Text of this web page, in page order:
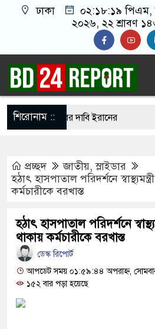
ঢাকা ০২:১৮:২০ পিএম
২০২৬, ২২ শ্রাবণ
শিরোনাম ::
গ্রেপ্তারের দাবি ইরানের
সম্মেলন ডেকেছে এনসিপি
ছেড়ে নতুন ঠিকানায় যাচ্ছেন বাংলাদেশের
কারাগারে
বেরোবির ৭ শিক্ষকের বি’রু’দ্ধে কমিটি
প্রচ্ছদ জাতীয়,স্লাইডার
হঠাৎ হাসপাতাল পরিদর্শনে
কর্মচারীকে বরখাস্ত
হঠাৎ হাসপাতাল পরিদর্শনে
থাকায় কর্মচারীকে বরখাস্ত
ডেস্ক রিপোর্ট
আপডেট সময় ০১:৫৯:৪৪ অপরাহ্ন,
১৫২ বার পড়া হয়েছে